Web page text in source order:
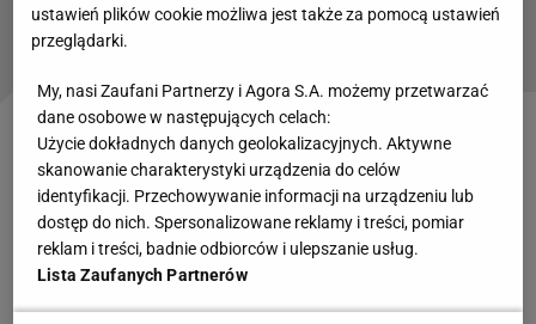
Największy bohater początku sezonu F1.
Aż nie wierzył. "To jest nierealne!"
Sekretem sukcesów jest podkupywanie topowych
inżynierów
- Miło widzieć trzy bolidy Red Bulla na podium –
żartował na konferencji zwycięzców drugi na mecie
w Bahrajnie Sergio Perez. Obok siedzieli: zwycięzca i
ustawień plików cookie możliwa jest także za pomocą ustawień
przeglądarki.
My, nasi Zaufani Partnerzy i Agora S.A. możemy przetwarzać
dane osobowe w następujących celach:
Użycie dokładnych danych geolokalizacyjnych. Aktywne
skanowanie charakterystyki urządzenia do celów
identyfikacji. Przechowywanie informacji na urządzeniu lub
dostęp do nich. Spersonalizowane reklamy i treści, pomiar
reklam i treści, badnie odbiorców i ulepszanie usług.
Lista Zaufanych Partnerów